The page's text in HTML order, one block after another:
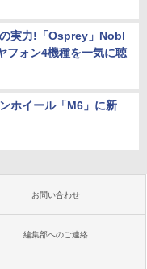
実力!「Osprey」Nobl
フォン4機種を一気に聴
ホイール「M6」に新
お問い合わせ
編集部へのご連絡